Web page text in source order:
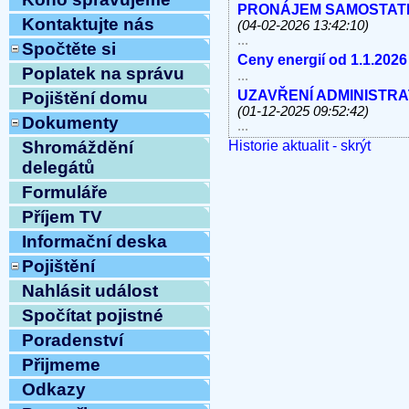
Kontaktujte nás
Spočtěte si
Poplatek na správu
Pojištění domu
Dokumenty
Shromáždění
delegátů
Formuláře
Příjem TV
Informační deska
Pojištění
Nahlásit událost
Spočítat pojistné
Poradenství
Přijmeme
Odkazy
PRONÁJEM
(04-02-2026 13:42:10)
...
Ceny energií od 1.1.2026
...
UZAVŘENÍ
(01-12-2025 09:52:42)
...
V úterý 11.11.2025 od
Historie aktualit - skrýt